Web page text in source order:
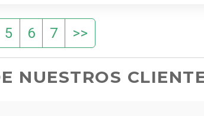
5 6 7 >>
NUESTROS